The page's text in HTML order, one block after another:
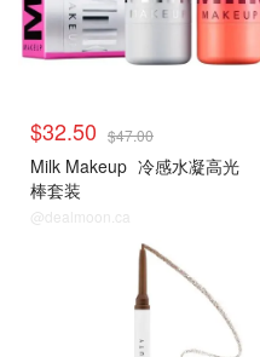
$32.50 $47.00
Milk Makeup 冷感水凝高光
棒套装
@dealmoon.ca